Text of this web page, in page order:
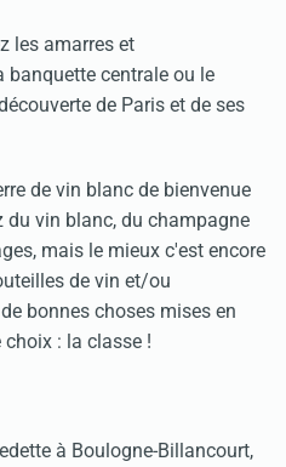
les amarres et
centrale ou le
de Paris et de ses
de vin blanc de bienvenue
vin blanc, du champagne
mais le mieux c'est encore
de vin et/ou
bonnes choses mises en
: la classe !
à Boulogne-Billancourt,